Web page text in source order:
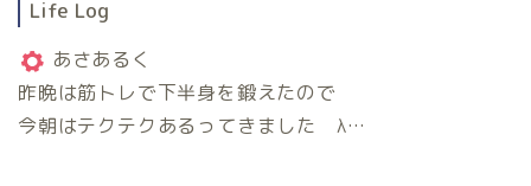
Life Log
あさあるく
昨晩は筋トレで下半身を鍛えたので
今朝はテクテクあるってきました λ…